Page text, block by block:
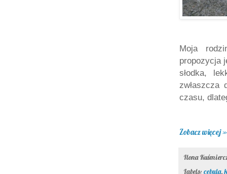
Moja
propozycja
słodka,
zwłaszcza
czasu,
Zobacz więcej »
Ilona
Labels: cebula,